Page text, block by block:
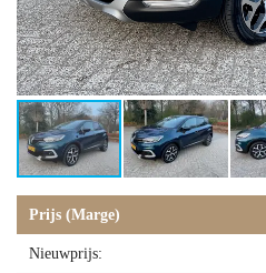
Prijs (Marge)
Nieuwprijs: